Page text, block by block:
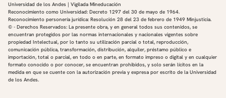
Universidad de los Andes | Vigilada Mineducación
Reconocimiento como Universidad: Decreto 1297 del 30 de mayo de 1964.
Reconocimiento personería jurídica: Resolución 28 del 23 de febrero de 1949 Minjusticia.
© - Derechos Reservados: La presente obra, y en general todos sus contenidos, se
encuentran protegidos por las normas internacionales y nacionales vigentes sobre
propiedad Intelectual, por lo tanto su utilización parcial o total, reproducción,
comunicación pública, transformación, distribución, alquiler, préstamo público e
importación, total o parcial, en todo o en parte, en formato impreso o digital y en cualquier
formato conocido o por conocer, se encuentran prohibidos, y solo serán lícitos en la
medida en que se cuente con la autorización previa y expresa por escrito de la Universidad
de los Andes.